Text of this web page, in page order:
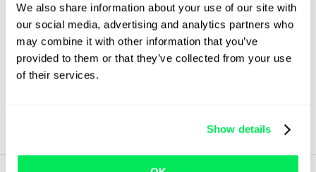
We also share information about your use of our site with
our social media, advertising and analytics partners who
may combine it with other information that you’ve
provided to them or that they’ve collected from your use
of their services.
Show details
Qargo s’est rapidement imposé comme la
solution idéale. Rapide, intuitive et conçue pour
accompagner la croissance, la plateforme Qargo
répondait parfaitement à leurs besoins
opérationnels.